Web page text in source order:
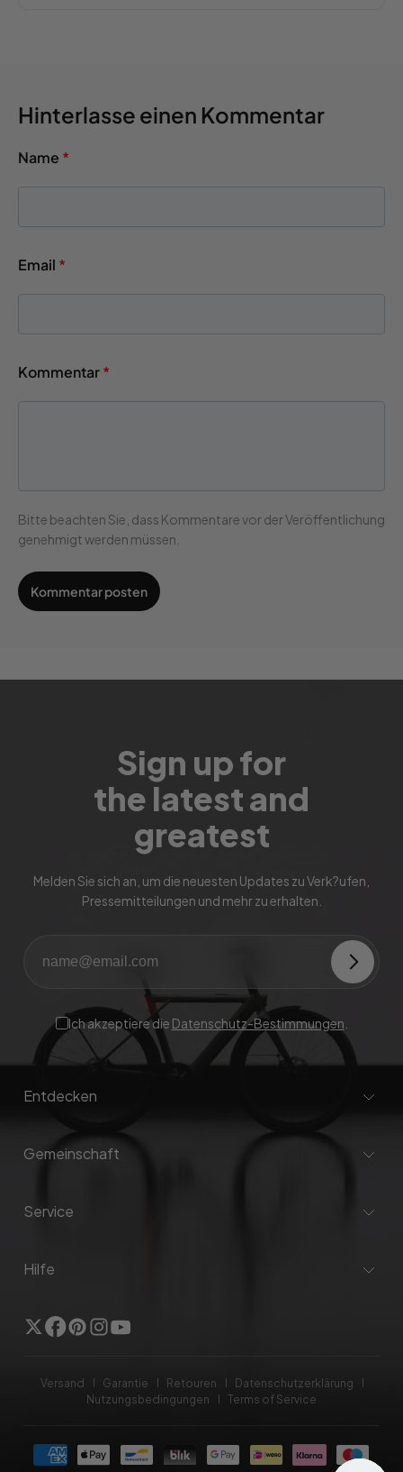
Hinterlasse einen Kommentar
Name *
Email *
Kommentar*
Bitte beachten Sie, dass Kommentare vor der Veröffentlichung
genehmigt werden müssen.
Sign up for
the latest and
greatest
Melden Sie sich an, um die neuesten Updates zu Verk?ufen,
Pressemitteilungen und mehr zu erhalten.
Ich akzeptiere die Datenschutz-Bestimmungen
Entdecken
Gemeinschaft
Service
Hilfe
TwitterFacebook
Pinterest
Instagram
Youtube
Versand Garantie Retouren
Datenschutzerklärung
Nutzungsbedingungen
Terms of Service
Zahlungsmethoden